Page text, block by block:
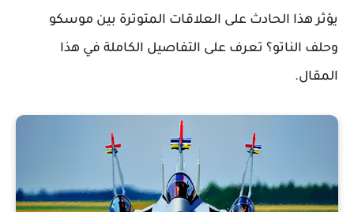
يؤثر هذا الحادث على العلاقات المتوترة بين موسكو
وحلف الناتو؟ تعرف على التفاصيل الكاملة في هذا
المقال.